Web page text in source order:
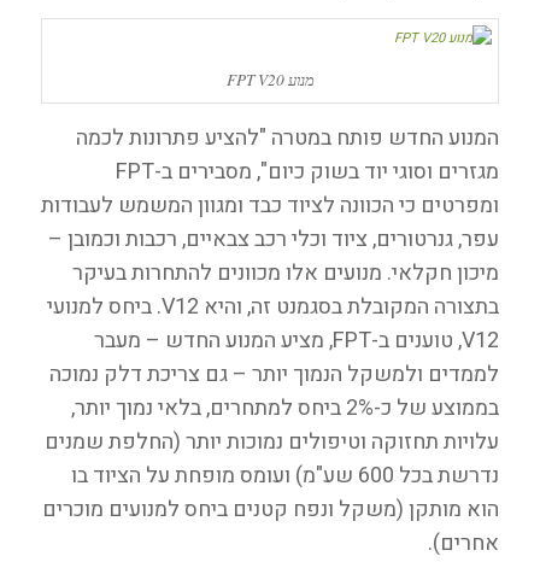
מנוע FPT V20
המנוע החדש פותח במטרה "להציע פתרונות לכמה
מגזרים וסוגי יוד בשוק כיום", מסבירים ב-FPT
ומפרטים כי הכוונה לציוד כבד ומגוון המשמש לעבודות
עפר, גנרטורים, ציוד וכלי רכב צבאיים, רכבות וכמובן –
מיכון חקלאי. מנועים אלו מכוונים להתחרות בעיקר
בתצורה המקובלת בסגמנט זה, והיא V12. ביחס למנועי
V12, טוענים ב-FPT, מציע המנוע החדש – מעבר
לממדים ולמשקל הנמוך יותר – גם צריכת דלק נמוכה
בממוצע של כ-2% ביחס למתחרים, בלאי נמוך יותר,
עלויות תחזוקה וטיפולים נמוכות יותר (החלפת שמנים
נדרשת בכל 600 שע"מ) ועומס מופחת על הציוד בו
הוא מותקן (משקל ונפח קטנים ביחס למנועים מוכרים
אחרים).